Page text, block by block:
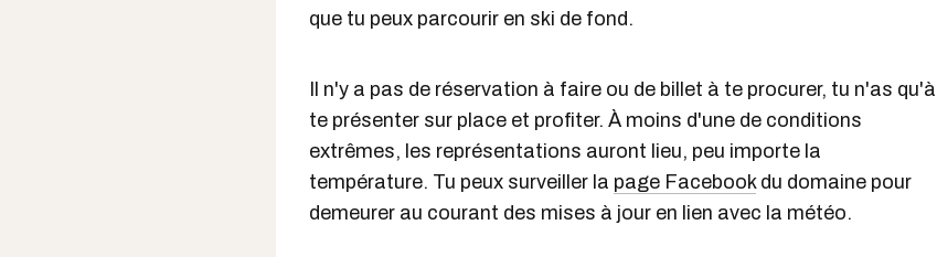
que tu peux parcourir en ski de fond.
Il n'y a pas de réservation à faire ou de billet à te procurer, tu n'as qu'à
te présenter sur place et profiter. À moins d'une de conditions
extrêmes, les représentations auront lieu, peu importe la
température. Tu peux surveiller la page Facebookdu domaine pour
demeurer au courant des mises à jour en lien avec la météo.